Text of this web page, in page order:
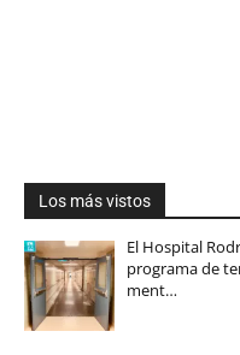
Los más vistos
El Hospital
programa de
ment…